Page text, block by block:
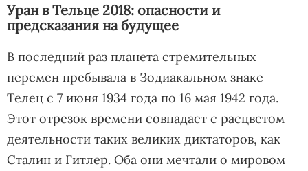
Уран в Тельце 2018: опасности и
предсказания на будущее
В последний раз планета стремительных
перемен пребывала в Зодиакальном знаке
Телец с 7 июня 1934 года по 16 мая 1942 года.
Этот отрезок времени совпадает с расцветом
деятельности таких великих диктаторов, как
Сталин и Гитлер. Оба они мечтали о мировом